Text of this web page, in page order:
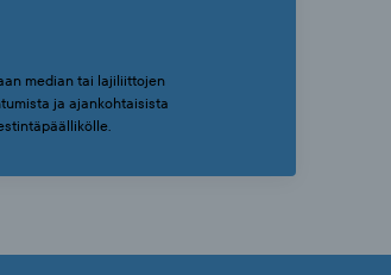
median tai lajiliittojen
ja ajankohtaisista